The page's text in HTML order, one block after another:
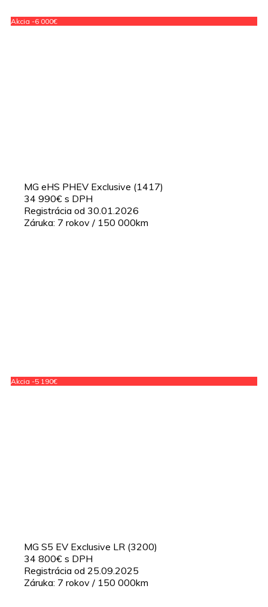
Akcia -6 000€
MG eHS PHEV Exclusive (1417)
34 990€ s DPH
Registrácia od 30.01.2026
Záruka: 7 rokov / 150 000km
Akcia -5 190€
MG S5 EV Exclusive LR (3200)
34 800€ s DPH
Registrácia od 25.09.2025
Záruka: 7 rokov / 150 000km